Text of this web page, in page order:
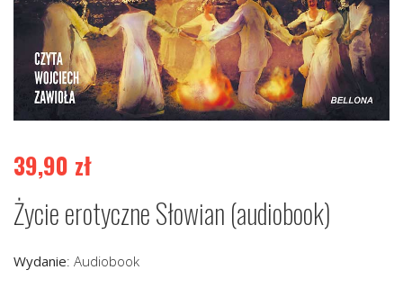
39,90 zł
Życie erotyczne Słowian (audiobook)
Wydanie: Audiobook